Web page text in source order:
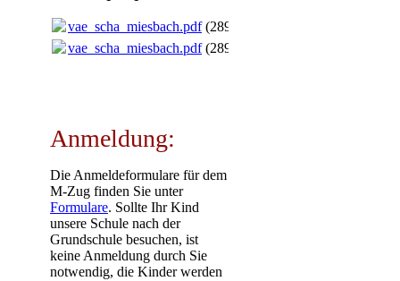
vae_scha_miesbach.pdf(289.25KB)
vae_scha_miesbach.pdf(289.25KB)
Anmeldung:
Die Anmeldeformulare für dem
M-Zug finden Sie unter
Formulare. Sollte Ihr Kind
unsere Schule nach der
Grundschule besuchen, ist
keine Anmeldung durch Sie
notwendig, die Kinder werden